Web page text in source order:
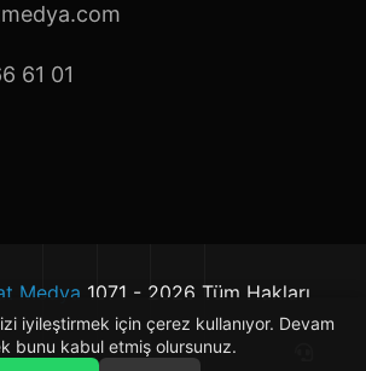
61 01
Medya 1071 - 2026 Tüm Hakları
iyileştirmek için çerez kullanıyor. Devam
bunu kabul etmiş olursunuz.